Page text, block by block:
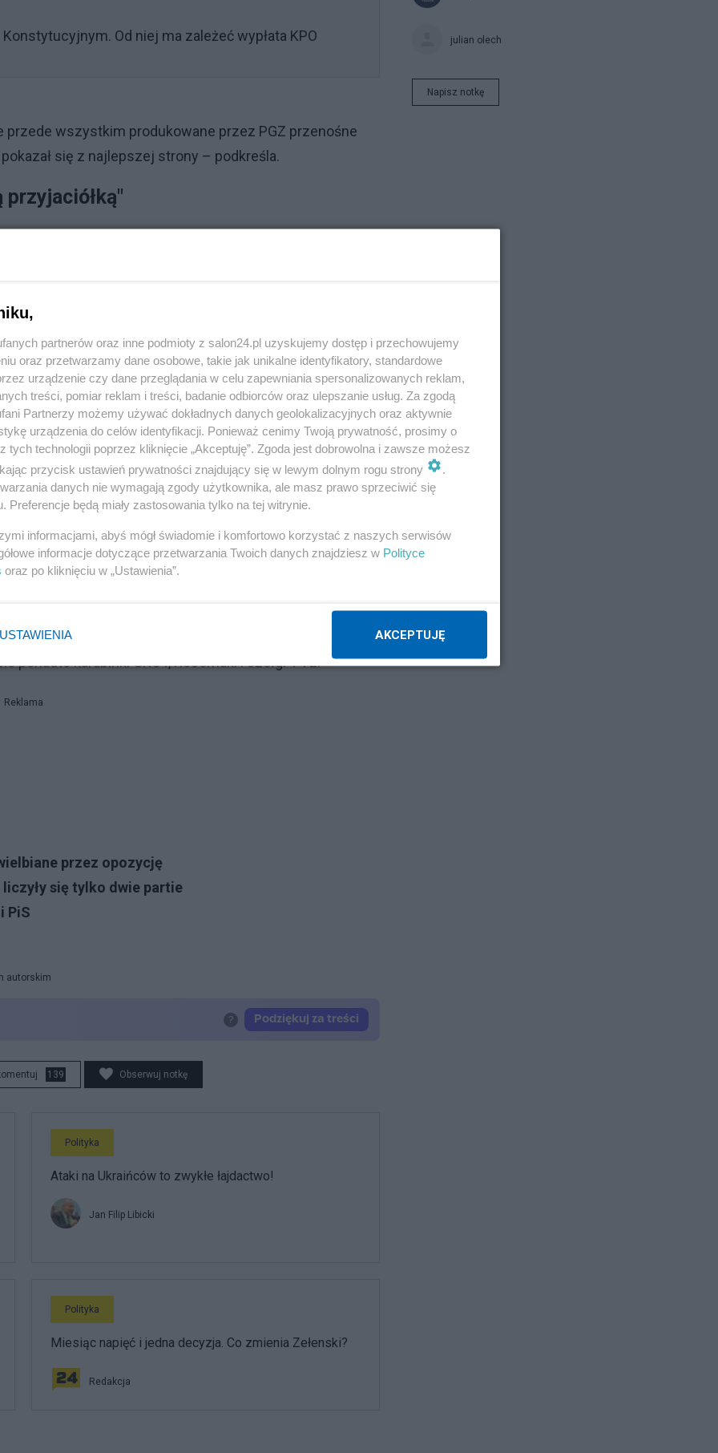
Od niej ma zależeć wypłata KPO
wszystkim produkowane przez PGZ przenośne
się z najlepszej strony – podkreśla.
samobieżnych moździerzy Rak. – Jestem pewna, że
i, tak jak reszta, zaprezentują się z najlepszej
podała nam rękę w najcięższym momencie dla
tej pomocy nie doceniała – podsumowuje Malar.
produkowanych w Hucie Stalowa Wola
do ukraińskiego wojska. AHS Krab po raz pierwszy
ukraińskich wojskowych największą zaletą tej
osiemnastu Krabów, Kijów dodatkowo zamówił 56
Electronics. Jak wyjaśnia Malar, należą one do innego
użyteczne. – Polskie drony są niezawodne i zawsze
ponadto karabinki GROT, Rosomaki i czołgi T-72.
Reklama
przez opozycję
się tylko dwie partie
PiS
autorskim
139 Obserwuj notkę
Polityka
Ataki na Ukraińców to zwykłe łajdactwo!
Jan Filip Libicki
Polityka
Miesiąc napięć i jedna decyzja. Co zmienia Zełenski?
Redakcja
julian olech
Napisz notkę
partnerów oraz inne podmioty z salon24.pl uzyskujemy dostęp i przechowujemy
oraz przetwarzamy dane osobowe, takie jak unikalne identyfikatory, standardowe
urządzenie czy dane przeglądania w celu zapewniania spersonalizowanych reklam,
treści, pomiar reklam i treści, badanie odbiorców oraz ulepszanie usług. Za zgodą
Partnerzy możemy używać dokładnych danych geolokalizacyjnych oraz aktywnie
urządzenia do celów identyfikacji. Ponieważ cenimy Twoją prywatność, prosimy o
tych technologii poprzez kliknięcie „Akceptuję”. Zgoda jest dobrowolna i zawsze możesz
przycisk ustawień prywatności znajdujący się w lewym dolnym rogu strony
.
danych nie wymagają zgody użytkownika, ale masz prawo sprzeciwić się
Preferencje będą miały zastosowania tylko na tej witrynie.
informacjami, abyś mógł świadomie i komfortowo korzystać z naszych serwisów
informacje dotyczące przetwarzania Twoich danych znajdziesz w Polityce
oraz po kliknięciu w „Ustawienia”.
USTAWIENIA AKCEPTUJĘ